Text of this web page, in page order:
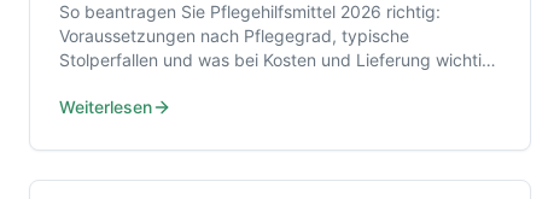
So beantragen Sie Pflegehilfsmittel 2026 richtig:
Voraussetzungen nach Pflegegrad, typische
Stolperfallen und was bei Kosten und Lieferung wichtig
Weiterlesen